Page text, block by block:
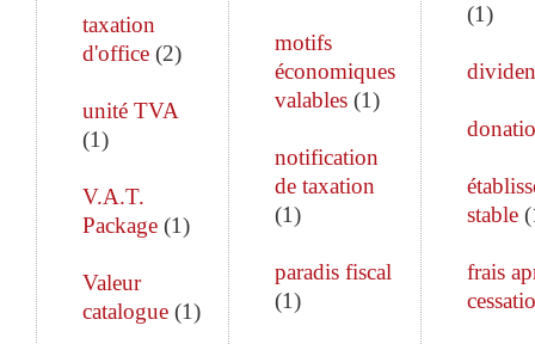
taxation
d'office (2)
unité TVA
(1)
V.A.T.
Package (1)
Valeur
catalogue (1)
motifs
économiques
valables(1)
notification
de taxation
(1)
paradis fiscal
(1)
(1)
stable(
frais